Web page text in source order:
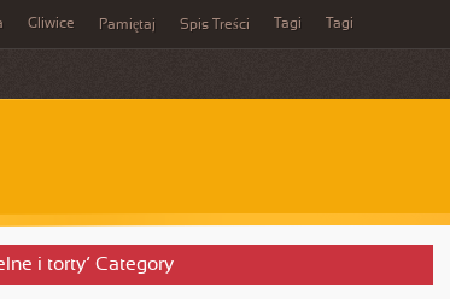
Gliwice Pamiętaj Spis Treści Tagi Tagi
i torty’ Category